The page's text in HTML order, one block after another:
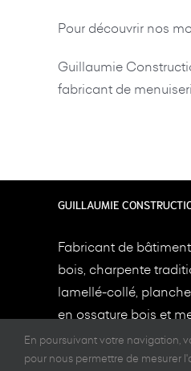
Pour découvrir nos
Guillaumie
fabricant de
GUILLAUMIE
Fabricant de
bois, charpente
lamellé-collé,
en ossature bois et
depuis 1949 à
En poursuivant votre navigation,
pour nous permettre de mesurer